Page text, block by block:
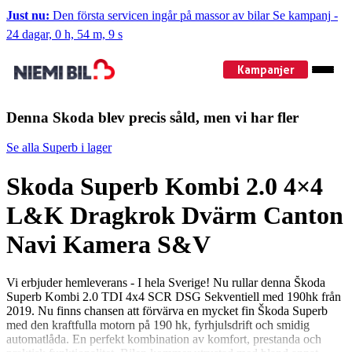
Just nu: Den första servicen ingår på massor av bilar Se kampanj -
24 dagar, 0 h, 54 m, 8 s
Kampanjer
Denna Skoda blev precis såld, men vi har fler
Se alla Superb i lager
Skoda Superb Kombi 2.0 4×4
L&K Dragkrok Dvärm Canton
Navi Kamera S&V
Vi erbjuder hemleverans - I hela Sverige! Nu rullar denna Škoda
Superb Kombi 2.0 TDI 4x4 SCR DSG Sekventiell med 190hk från
2019. Nu finns chansen att förvärva en mycket fin Škoda Superb
med den kraftfulla motorn på 190 hk, fyrhjulsdrift och smidig
automatlåda. En perfekt kombination av komfort, prestanda och